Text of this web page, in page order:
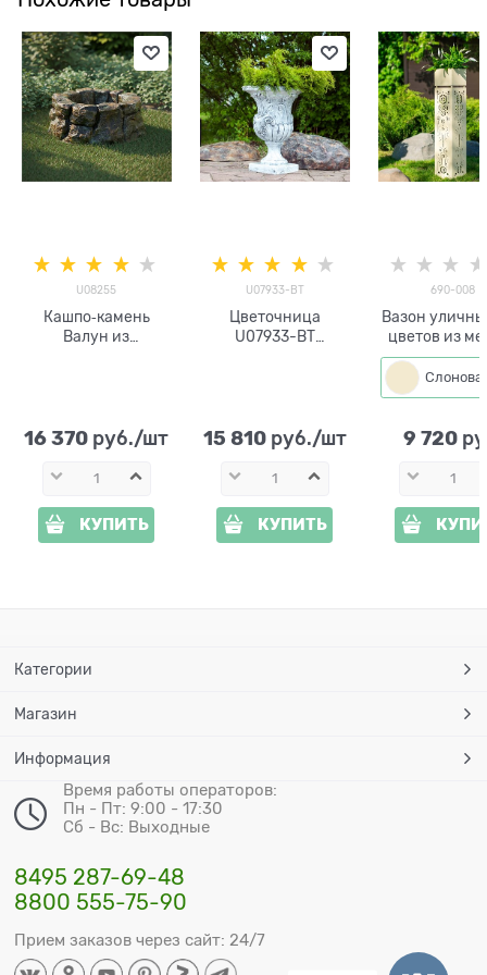
U08255
Кашпо‑камень
Валун из
16 370 руб./шт
КУПИТЬ
U07933-BT
Цветочница
U07933-BT
15 810 руб./шт
КУПИТЬ
690-008
Вазон
цветов из
690-008
9 720
Категории
Магазин
Информация
Время работы операторов:
Пн - Пт: 9:00 - 17:30
Сб - Вс: Выходные
8495 287-69-48
8800 555-75-90
Прием заказов через сайт: 24/7